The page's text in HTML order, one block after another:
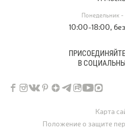
Понедельник -
10:00-18:00,
В
Карта
Положение о защите